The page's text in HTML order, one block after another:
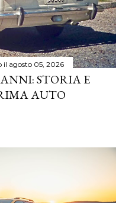
il agosto 05, 2026
STORIA E
AUTO